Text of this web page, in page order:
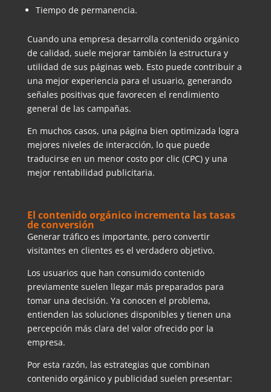
Tiempo de permanencia.
Cuando una empresa desarrolla contenido orgánico
de calidad, suele mejorar también la estructura y
utilidad de sus páginas web. Esto puede contribuir a
una mejor experiencia para el usuario, generando
señales positivas que favorecen el rendimiento
general de las campañas.
En muchos casos, una página bien optimizada logra
mejores niveles de interacción, lo que puede
traducirse en un menor costo por clic (CPC) y una
mejor rentabilidad publicitaria.
El contenido orgánico incrementa las tasas
de conversión
Generar tráfico es importante, pero convertir
visitantes en clientes es el verdadero objetivo.
Los usuarios que han consumido contenido
previamente suelen llegar más preparados para
tomar una decisión. Ya conocen el problema,
entienden las soluciones disponibles y tienen una
percepción más clara del valor ofrecido por la
empresa.
Por esta razón, las estrategias que combinan
contenido orgánico y publicidad suelen presentar: